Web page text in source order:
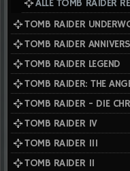
ALLE TOMB RAIDER
TOMB RAIDER
TOMB RAIDER
TOMB RAIDER LEGEND
TOMB RAIDER: THE
TOMB RAIDER - DIE
TOMB RAIDER IV
TOMB RAIDER III
TOMB RAIDER II